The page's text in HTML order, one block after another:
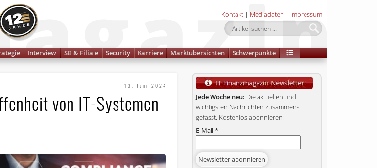
Kontakt | Mediadaten | Impressum
Interview SB & Filiale Security Karriere Marktübersichten Schwerpunkte
13. Juni 2024
von IT-Systemen
Jede Woche neu: Die aktuellen und
wichtigsten Nachrichten zusammen­
gefasst. Kostenlos abonnieren:
E-Mail*